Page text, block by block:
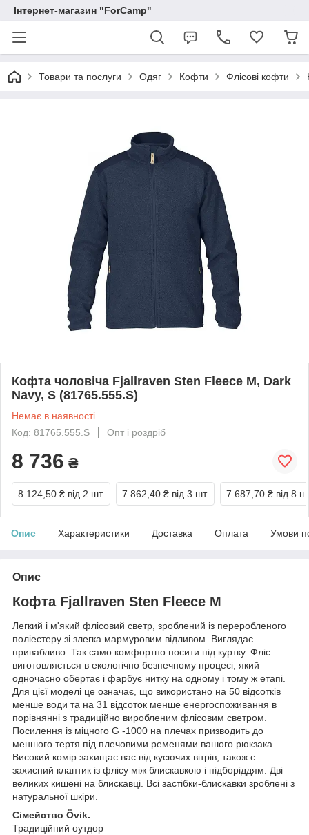
Інтернет-магазин "ForCamp"
Товари та послуги Одяг Кофти Флісові кофти
Кофта чоловіча Fjallraven Sten Fleece M, Dark
Navy, S (81765.555.S)
Немає в наявності
Код: 81765.555.S
Опт і роздріб
8 736 ₴
8 124,50 ₴ від 2 шт. 7 862,40 ₴ від 3 шт. 7 687,70 ₴ від 8
Опис Характеристики Доставка Оплата Умови
Опис
Кофта Fjallraven Sten Fleece M
Легкий і м'який флісовий светр, зроблений із переробленого
поліестеру зі злегка мармуровим відливом. Виглядає
привабливо. Так само комфортно носити під куртку. Фліс
виготовляється в екологічно безпечному процесі, який
одночасно обертає і фарбує нитку на одному і тому ж етапі.
Для цієї моделі це означає, що використано на 50 відсотків
менше води та на 31 відсоток менше енергоспоживання в
порівнянні з традиційно виробленим флісовим светром.
Посилення із міцного G -1000 на плечах призводить до
меншого тертя під плечовими ременями вашого рюкзака.
Високий комір захищає вас від кусючих вітрів, також є
захисний клаптик із флісу між блискавкою і підборіддям. Дві
великих кишені на блискавці. Всі застібки-блискавки зроблені з
натуральної шкіри.
Сімейство Övik.
Традиційний оутдор